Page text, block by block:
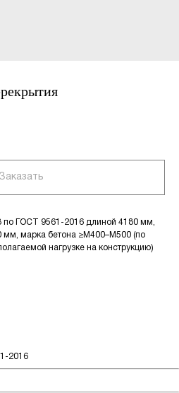
Заказать
по ГОСТ 9561-2016 длиной 4180 мм,
марка бетона ≥М400–М500 (по
нагрузке на конструкцию)
2016